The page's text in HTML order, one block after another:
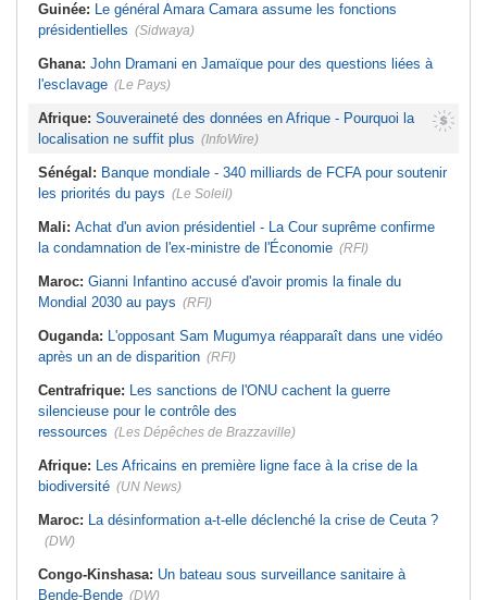
Guinée: Le général Amara Camara assume les fonctions
présidentielles (Sidwaya)
Ghana: John Dramani en Jamaïque pour des questions liées à
l'esclavage (Le Pays)
Afrique: Souveraineté des données en Afrique - Pourquoi la
localisation ne suffit plus (InfoWire)
Sénégal: Banque mondiale - 340 milliards de FCFA pour soutenir
les priorités du pays (Le Soleil)
Mali: Achat d'un avion présidentiel - La Cour suprême confirme
la condamnation de l'ex-ministre de l'Économie (RFI)
Maroc: Gianni Infantino accusé d'avoir promis la finale du
Mondial 2030 au pays (RFI)
Ouganda: L'opposant Sam Mugumya réapparaît dans une vidéo
après un an de disparition (RFI)
Centrafrique: Les sanctions de l'ONU cachent la guerre
silencieuse pour le contrôle des
ressources (Les Dépêches de Brazzaville)
Afrique: Les Africains en première ligne face à la crise de la
biodiversité (UN News)
Maroc: La désinformation a-t-elle déclenché la crise de Ceuta ?
(DW)
Congo-Kinshasa: Un bateau sous surveillance sanitaire à
Bende-Bende (DW)